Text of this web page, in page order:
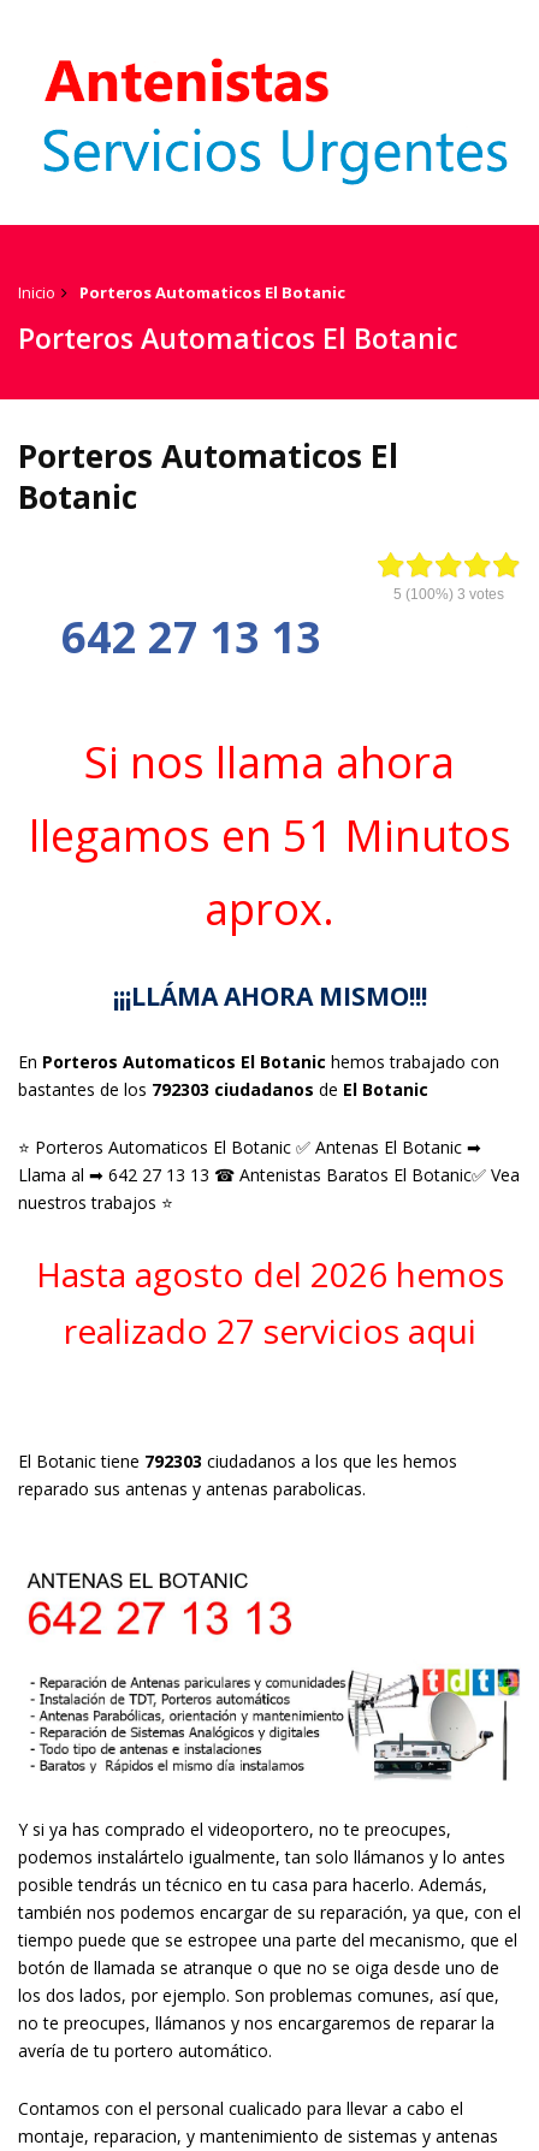
Inicio Porteros Automaticos El Botanic
Porteros Automaticos El Botanic
Porteros Automaticos El
Botanic
5 (100%) 3 votes
642 27 13 13
Si nos llama ahora
llegamos en 51 Minutos
aprox.
¡¡¡LLÁMA AHORA MISMO!!!
En Porteros Automaticos El Botanic hemos trabajado con
bastantes de los 792303 ciudadanos de El Botanic
⭐ Porteros Automaticos El Botanic ✅ Antenas El Botanic ➡
Llama al ➡ 642 27 13 13 ☎ Antenistas Baratos El Botanic✅ Vea
nuestros trabajos ⭐
Hasta agosto del 2026 hemos
realizado 27 servicios aqui
El Botanic tiene 792303 ciudadanos a los que les hemos
reparado sus antenas y antenas parabolicas.
Y si ya has comprado el videoportero, no te preocupes,
podemos instalártelo igualmente, tan solo llámanos y lo antes
posible tendrás un técnico en tu casa para hacerlo. Además,
también nos podemos encargar de su reparación, ya que, con el
tiempo puede que se estropee una parte del mecanismo, que el
botón de llamada se atranque o que no se oiga desde uno de
los dos lados, por ejemplo. Son problemas comunes, así que,
no te preocupes, llámanos y nos encargaremos de reparar la
avería de tu portero automático.
Contamos con el personal cualificado para llevar a cabo el
montaje, reparacion, y mantenimiento de sistemas y antenas